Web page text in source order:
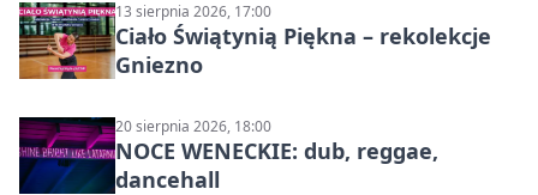
13 sierpnia 2026, 17:00
Ciało Świątynią Piękna – rekolekcje
Gniezno
20 sierpnia 2026, 18:00
NOCE WENECKIE: dub, reggae,
dancehall